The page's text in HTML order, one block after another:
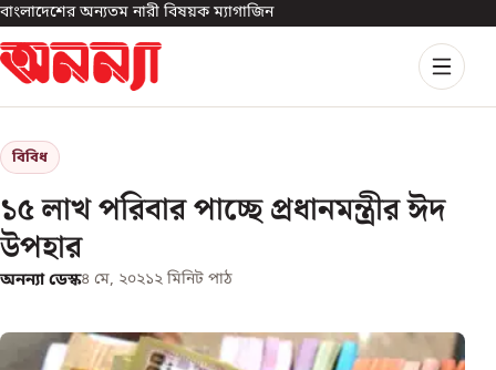
বাংলাদেশের অন্যতম নারী বিষয়ক ম্যাগাজিন
বিবিধ
১৫ লাখ পরিবার পাচ্ছে প্রধানমন্ত্রীর ঈদ
উপহার
অনন্যা ডেস্ক৪ মে, ২০২১২ মিনিট পাঠ